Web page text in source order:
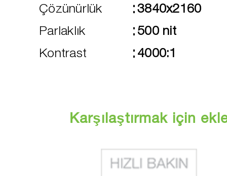
Çözünürlük : 3840x2160
Parlaklık
: 500 nit
Kontrast
: 4000:1
Karşılaştırmak için